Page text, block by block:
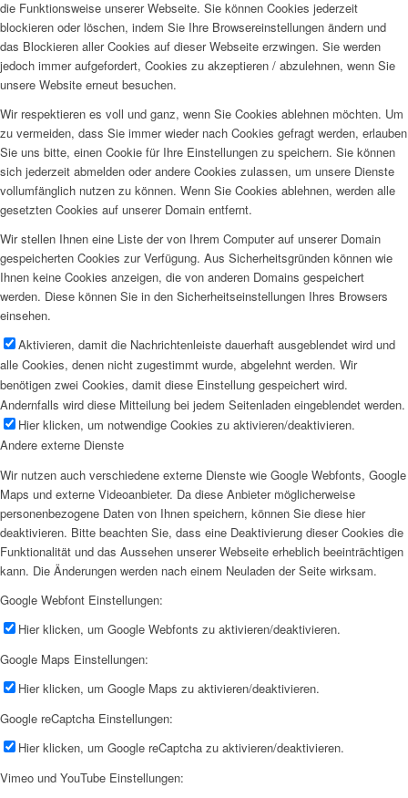
die Funktionsweise unserer Webseite. Sie können Cookies jederzeit
blockieren oder löschen, indem Sie Ihre Browsereinstellungen ändern und
das Blockieren aller Cookies auf dieser Webseite erzwingen. Sie werden
jedoch immer aufgefordert, Cookies zu akzeptieren / abzulehnen, wenn Sie
unsere Website erneut besuchen.
Wir respektieren es voll und ganz, wenn Sie Cookies ablehnen möchten. Um
zu vermeiden, dass Sie immer wieder nach Cookies gefragt werden, erlauben
Sie uns bitte, einen Cookie für Ihre Einstellungen zu speichern. Sie können
sich jederzeit abmelden oder andere Cookies zulassen, um unsere Dienste
vollumfänglich nutzen zu können. Wenn Sie Cookies ablehnen, werden alle
gesetzten Cookies auf unserer Domain entfernt.
Wir stellen Ihnen eine Liste der von Ihrem Computer auf unserer Domain
gespeicherten Cookies zur Verfügung. Aus Sicherheitsgründen können wie
Ihnen keine Cookies anzeigen, die von anderen Domains gespeichert
werden. Diese können Sie in den Sicherheitseinstellungen Ihres Browsers
einsehen.
Aktivieren, damit die Nachrichtenleiste dauerhaft ausgeblendet wird und
alle Cookies, denen nicht zugestimmt wurde, abgelehnt werden. Wir
benötigen zwei Cookies, damit diese Einstellung gespeichert wird.
Andernfalls wird diese Mitteilung bei jedem Seitenladen eingeblendet werden.
Hier klicken, um notwendige Cookies zu aktivieren/deaktivieren.
Andere externe Dienste
Wir nutzen auch verschiedene externe Dienste wie Google Webfonts, Google
Maps und externe Videoanbieter. Da diese Anbieter möglicherweise
personenbezogene Daten von Ihnen speichern, können Sie diese hier
deaktivieren. Bitte beachten Sie, dass eine Deaktivierung dieser Cookies die
Funktionalität und das Aussehen unserer Webseite erheblich beeinträchtigen
kann. Die Änderungen werden nach einem Neuladen der Seite wirksam.
Google Webfont Einstellungen:
Hier klicken, um Google Webfonts zu aktivieren/deaktivieren.
Google Maps Einstellungen:
Hier klicken, um Google Maps zu aktivieren/deaktivieren.
Google reCaptcha Einstellungen:
Hier klicken, um Google reCaptcha zu aktivieren/deaktivieren.
Vimeo und YouTube Einstellungen: